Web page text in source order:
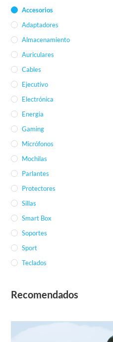
Accesorios
Adaptadores
Almacenamiento
Auriculares
Cables
Ejecutivo
Electrónica
Energia
Gaming
Micrófonos
Mochilas
Parlantes
Protectores
Sillas
Smart Box
Soportes
Sport
Teclados
Recomendados